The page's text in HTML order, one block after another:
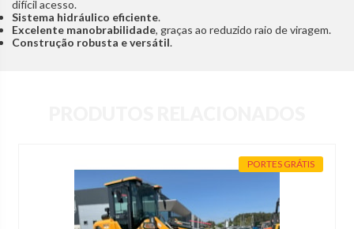
difícil acesso.
Sistema hidráulico eficiente.
Excelente manobrabilidade, graças ao reduzido raio de viragem.
Construção robusta e versátil.
PORTES GRÁTIS